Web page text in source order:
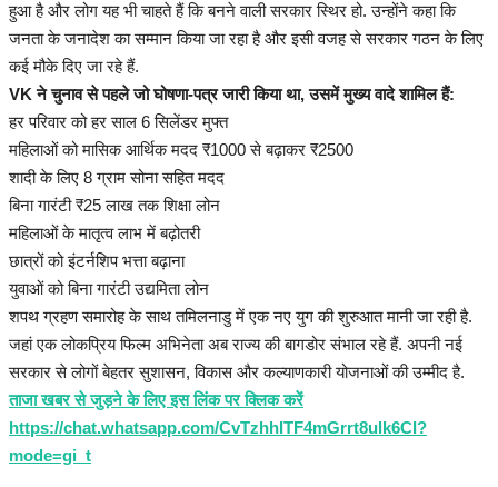
हुआ है और लोग यह भी चाहते हैं कि बनने वाली सरकार स्थिर हो. उन्होंने कहा कि
जनता के जनादेश का सम्मान किया जा रहा है और इसी वजह से सरकार गठन के लिए
कई मौके दिए जा रहे हैं.
VK ने चुनाव से पहले जो घोषणा-पत्र जारी किया था, उसमें मुख्य वादे शामिल हैं:
हर परिवार को हर साल 6 सिलेंडर मुफ्त
महिलाओं को मासिक आर्थिक मदद ₹1000 से बढ़ाकर ₹2500
शादी के लिए 8 ग्राम सोना सहित मदद
बिना गारंटी ₹25 लाख तक शिक्षा लोन
महिलाओं के मातृत्व लाभ में बढ़ोतरी
छात्रों को इंटर्नशिप भत्ता बढ़ाना
युवाओं को बिना गारंटी उद्यमिता लोन
शपथ ग्रहण समारोह के साथ तमिलनाडु में एक नए युग की शुरुआत मानी जा रही है.
जहां एक लोकप्रिय फिल्म अभिनेता अब राज्य की बागडोर संभाल रहे हैं. अपनी नई
सरकार से लोगों बेहतर सुशासन, विकास और कल्याणकारी योजनाओं की उम्मीद है.
ताजा खबर से जुड़ने के लिए इस लिंक पर क्लिक करें
https://chat.whatsapp.com/CvTzhhITF4mGrrt8ulk6CI?
mode=gi_t